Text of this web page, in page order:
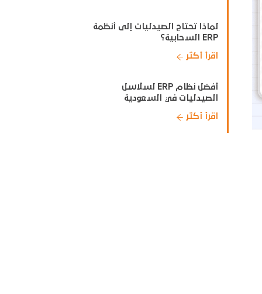
لماذا تحتاج الصيدليات إلى أنظمة
ERP السحابية؟
اقرأ أكثر
أفضل نظام ERP لسلاسل
الصيدليات في السعودية
اقرأ أكثر